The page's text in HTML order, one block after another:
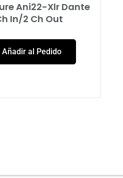
Ani22-Xlr Dante
In/2 Ch Out
Añadir al Pedido